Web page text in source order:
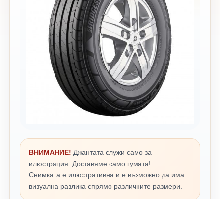
ВНИМАНИЕ! Джантата служи само за
илюстрация. Доставяме само гумата!
Снимката е илюстративна и е възможно да има
визуална разлика спрямо различните размери.